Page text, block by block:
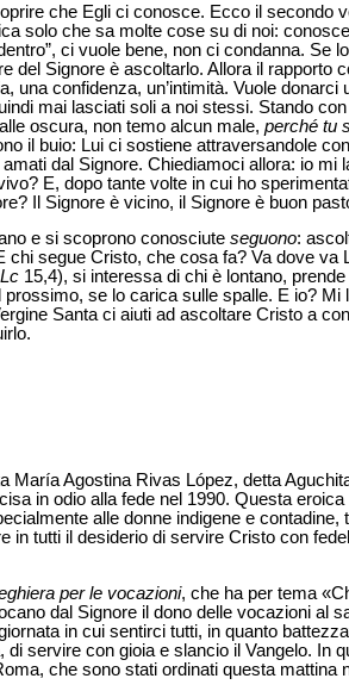
che Egli ci conosce. Ecco il secondo
solo che sa molte cose su di noi:
ci vuole bene, non ci condanna. Se
del Signore è ascoltarlo. Allora il rapporto
una confidenza, un’intimità. Vuole
mai lasciati soli a noi stessi. Stando
oscura, non temo alcun male, perché tu
il buio: Lui ci sostiene attraversandole
dal Signore. Chiediamoci allora: io mi
E, dopo tante volte in cui ho
Il Signore è vicino, il Signore è buon
e si scoprono conosciute seguono:
chi segue Cristo, che cosa fa? Va dove
Lc 15,4), si interessa di chi è lontano,
se lo carica sulle spalle. E io?
Santa ci aiuti ad ascoltare Cristo a
María Agostina Rivas López, detta
in odio alla fede nel 1990. Questa
alle donne indigene e contadine,
in tutti il desiderio di servire Cristo con
per le vocazioni, che ha per tema
dal Signore il dono delle vocazioni al
in cui sentirci tutti, in quanto
di servire con gioia e slancio il Vangelo. In
che sono stati ordinati questa mattina